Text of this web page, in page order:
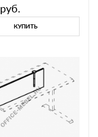
руб.
КУПИТЬ